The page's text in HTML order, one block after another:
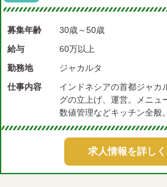
募集年齢
30歳～50歳
給与
60万以上
勤務地
ジャカルタ
仕事内容
インドネシアの首都ジャカ
グの立上げ、運営。メニュ
数値管理などキッチン全般。
求人情報を詳し